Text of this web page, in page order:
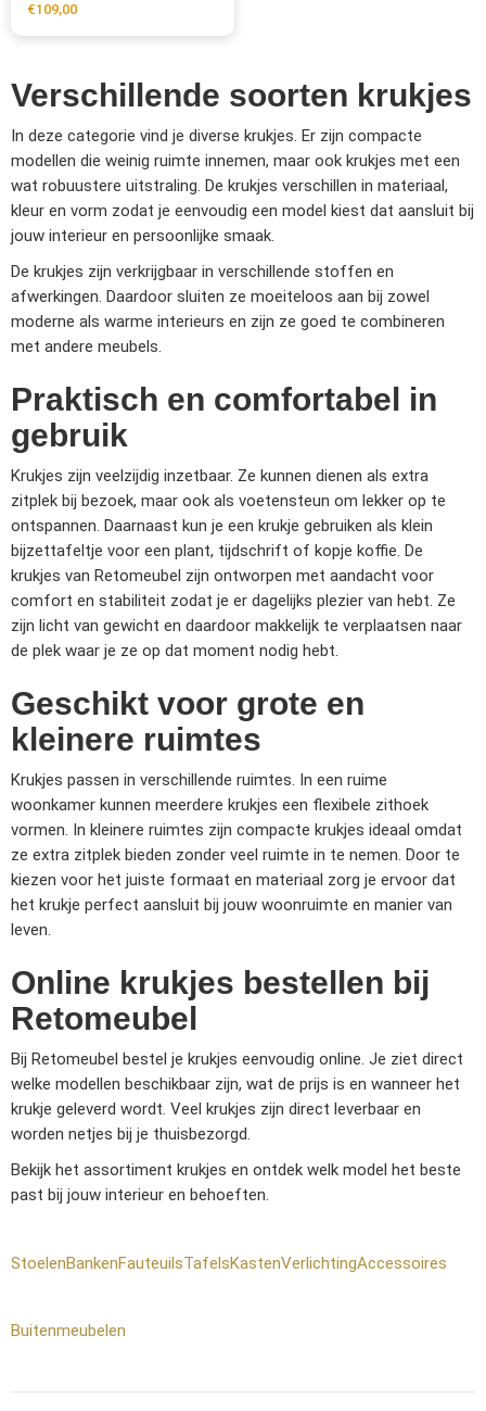
€109,00
Verschillende soorten krukjes
In deze categorie vind je diverse krukjes. Er zijn compacte
modellen die weinig ruimte innemen, maar ook krukjes met een
wat robuustere uitstraling. De krukjes verschillen in materiaal,
kleur en vorm zodat je eenvoudig een model kiest dat aansluit bij
jouw interieur en persoonlijke smaak.
De krukjes zijn verkrijgbaar in verschillende stoffen en
afwerkingen. Daardoor sluiten ze moeiteloos aan bij zowel
moderne als warme interieurs en zijn ze goed te combineren
met andere meubels.
Praktisch en comfortabel in
gebruik
Krukjes zijn veelzijdig inzetbaar. Ze kunnen dienen als extra
zitplek bij bezoek, maar ook als voetensteun om lekker op te
ontspannen. Daarnaast kun je een krukje gebruiken als klein
bijzettafeltje voor een plant, tijdschrift of kopje koffie. De
krukjes van Retomeubel zijn ontworpen met aandacht voor
comfort en stabiliteit zodat je er dagelijks plezier van hebt. Ze
zijn licht van gewicht en daardoor makkelijk te verplaatsen naar
de plek waar je ze op dat moment nodig hebt.
Geschikt voor grote en
kleinere ruimtes
Krukjes passen in verschillende ruimtes. In een ruime
woonkamer kunnen meerdere krukjes een flexibele zithoek
vormen. In kleinere ruimtes zijn compacte krukjes ideaal omdat
ze extra zitplek bieden zonder veel ruimte in te nemen. Door te
kiezen voor het juiste formaat en materiaal zorg je ervoor dat
het krukje perfect aansluit bij jouw woonruimte en manier van
leven.
Online krukjes bestellen bij
Retomeubel
Bij Retomeubel bestel je krukjes eenvoudig online. Je ziet direct
welke modellen beschikbaar zijn, wat de prijs is en wanneer het
krukje geleverd wordt. Veel krukjes zijn direct leverbaar en
worden netjes bij je thuisbezorgd.
Bekijk het assortiment krukjes en ontdek welk model het beste
past bij jouw interieur en behoeften.
StoelenBankenFauteuilsTafelsKastenVerlichtingAccessoires
Buitenmeubelen